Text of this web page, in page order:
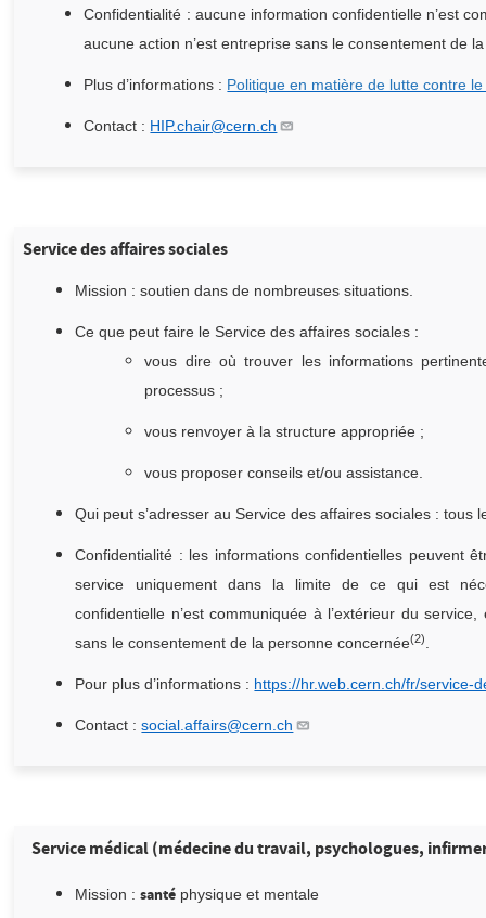
Confidentialité : aucune information confidentielle n’est
aucune action n’est entreprise sans le consentement de
Plus d’informations : Politique en matière de lutte contre
Contact : HIP.chair@cern.ch
Service des affaires sociales
Mission : soutien dans de nombreuses situations.
Ce que peut faire le Service des affaires sociales :
vous dire où trouver les informations
processus ;
vous renvoyer à la structure appropriée ;
vous proposer conseils et/ou assistance.
Qui peut s’adresser au Service des affaires sociales : tous
Confidentialité : les informations confidentielles peuvent
service uniquement dans la limite de ce qui est
confidentielle n’est communiquée à l’extérieur du
sans le consentement de la personne concernée(2)
Pour plus d’informations : https://hr.web.cern.ch/fr/service-
Contact :social.affairs@cern.ch
Service médical (médecine du travail, psychologues,
Mission :santé physique et mentale